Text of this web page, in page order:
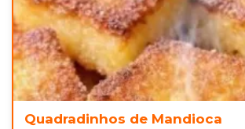
Quadradinhos de Mandioca